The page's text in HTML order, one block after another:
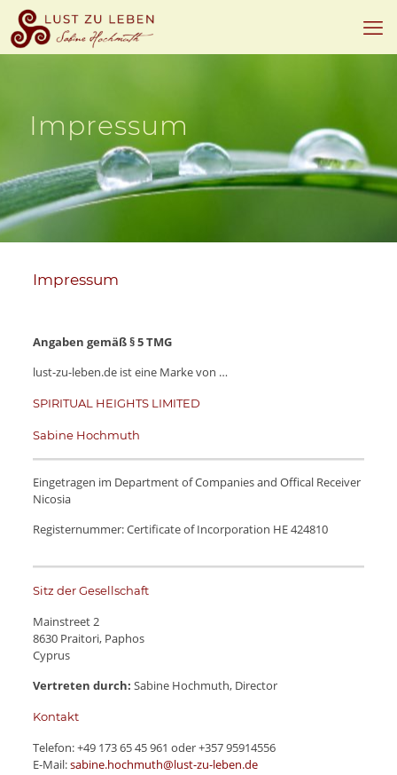
Impressum
Impressum
Angaben gemäß § 5 TMG
lust-zu-leben.de ist eine Marke von …
SPIRITUAL HEIGHTS LIMITED
Sabine Hochmuth
Eingetragen im Department of Companies and Offical Receiver
Nicosia
Registernummer: Certificate of Incorporation HE 424810
Sitz der Gesellschaft
Mainstreet 2
8630 Praitori, Paphos
Cyprus
Vertreten durch: Sabine Hochmuth, Director
Kontakt
Telefon:+49 173 65 45 961 oder+357 95914556
E-Mail:sabine.hochmuth@lust-zu-leben.de